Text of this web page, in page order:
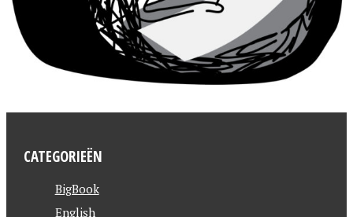
CATEGORIEËN
BigBook
English